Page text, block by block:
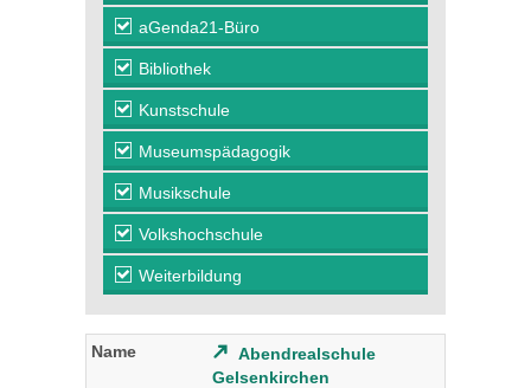
aGenda21-Büro
Bibliothek
Kunstschule
Museumspädagogik
Musikschule
Volkshochschule
Weiterbildung
Abendrealschule
Gelsenkirchen